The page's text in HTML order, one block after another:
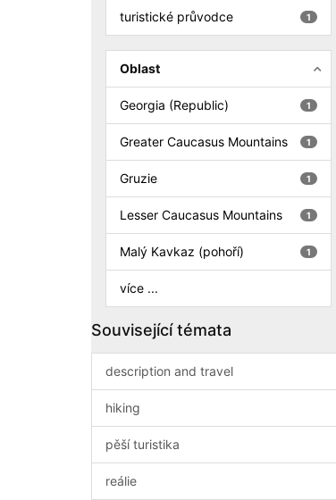
1
turistické průvodce
Oblast
1
Georgia (Republic)
1
Greater Caucasus Mountains
1
Gruzie
1
Lesser Caucasus Mountains
1
Malý Kavkaz (pohoří)
více ...
Související témata
description and travel
hiking
pěší turistika
reálie